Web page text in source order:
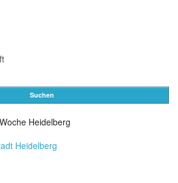
Suchen
Heidelberg
Heidelberg